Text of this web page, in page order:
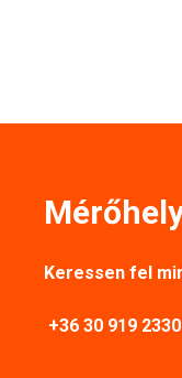
Keressen fel
+36 30 919 2330